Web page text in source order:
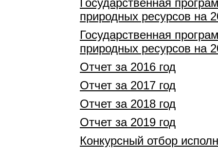
Государственная
природных ресурсов на
Государственная
природных ресурсов на
Отчет за 2016 год
Отчет за 2017 год
Отчет за 2018 год
Отчет за 2019 год
Конкурсный отбор